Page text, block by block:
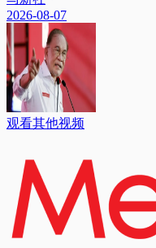
2026-08-07
观看其他视频